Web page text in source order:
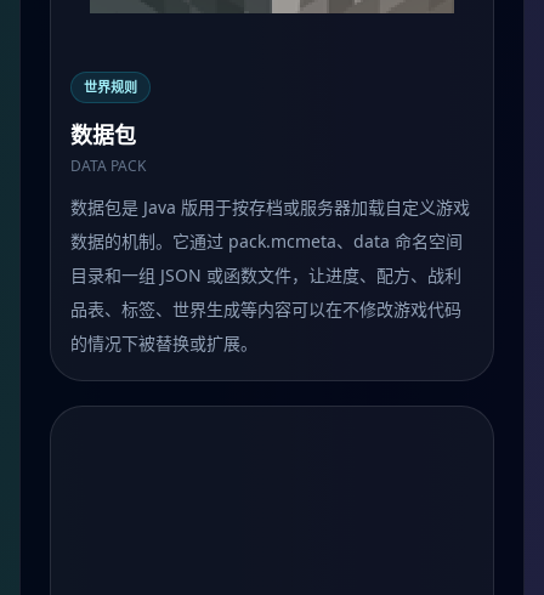
世界规则
数据包
DATA PACK
数据包是 Java 版用于按存档或服务器加载自定义游戏
数据的机制。它通过 pack.mcmeta、data 命名空间
目录和一组 JSON 或函数文件，让进度、配方、战利
品表、标签、世界生成等内容可以在不修改游戏代码
的情况下被替换或扩展。